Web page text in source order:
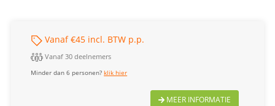
Vanaf €45 incl. BTW p.p.
Vanaf 30 deelnemers
Minder dan 6 personen?klik hier
MEER INFORMATIE